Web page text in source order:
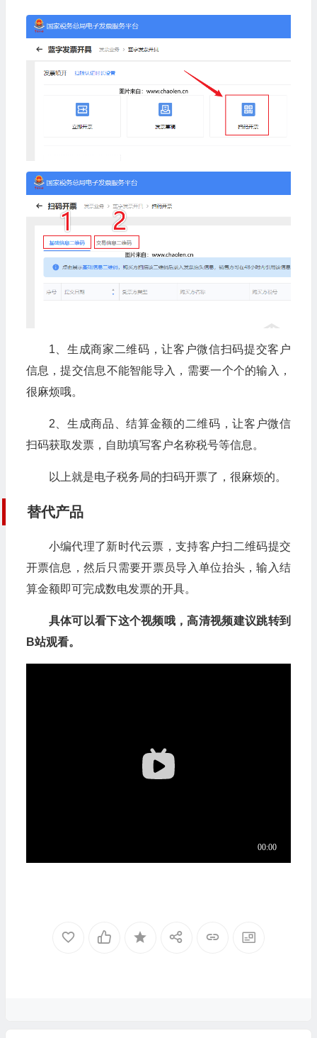
1、生成商家二维码，让客户微信扫码提交客户
信息，提交信息不能智能导入，需要一个个的输入，
很麻烦哦。
2、生成商品、结算金额的二维码，让客户微信
扫码获取发票，自助填写客户名称税号等信息。
以上就是电子税务局的扫码开票了，很麻烦的。
替代产品
小编代理了新时代云票，支持客户扫二维码提交
开票信息，然后只需要开票员导入单位抬头，输入结
算金额即可完成数电发票的开具。
具体可以看下这个视频哦，高清视频建议跳转到
B站观看。